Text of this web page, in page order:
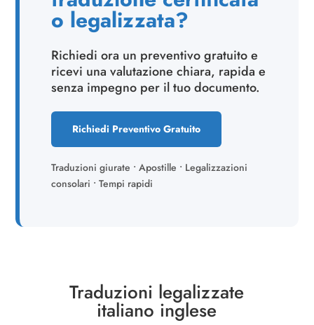
o legalizzata?
Richiedi ora un preventivo gratuito e
ricevi una valutazione chiara, rapida e
senza impegno per il tuo documento.
Richiedi Preventivo Gratuito
Traduzioni giurate • Apostille • Legalizzazioni
consolari • Tempi rapidi
Traduzioni legalizzate
italiano inglese